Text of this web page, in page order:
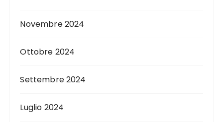
Novembre 2024
Ottobre 2024
Settembre 2024
Luglio 2024